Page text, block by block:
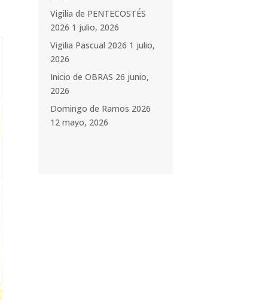
Vigilia de PENTECOSTÉS
2026 1 julio, 2026
Vigilia Pascual 2026 1 julio,
2026
Inicio de OBRAS 26 junio,
2026
Domingo de Ramos 2026
12 mayo, 2026